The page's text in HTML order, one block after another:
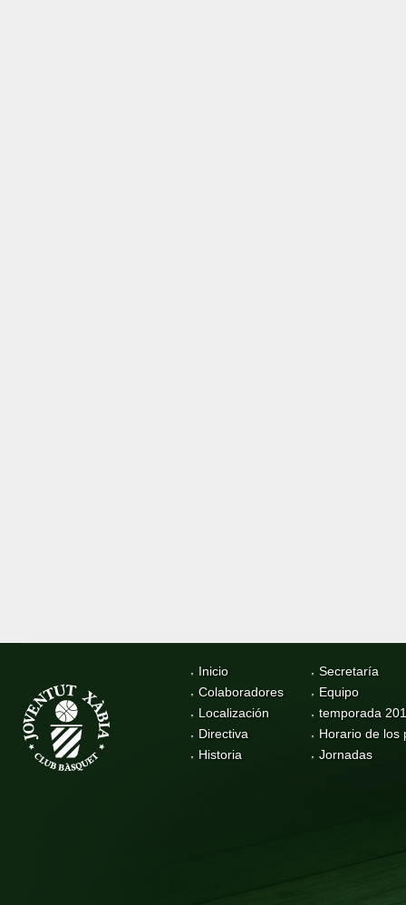
Inicio
Colaboradores
Localización
Directiva
Historia
Secretaría
Equipo
temporada
Horario de los
Jornadas